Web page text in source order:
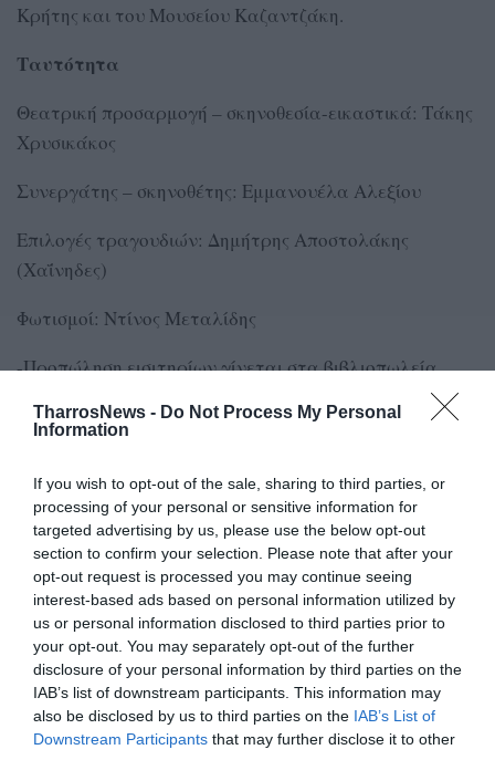
TharrosNews - Do Not Process My Personal
Information
If you wish to opt-out of the sale, sharing to third parties, or
processing of your personal or sensitive information for
targeted advertising by us, please use the below opt-out
section to confirm your selection. Please note that after your
opt-out request is processed you may continue seeing
interest-based ads based on personal information utilized by
us or personal information disclosed to third parties prior to
your opt-out. You may separately opt-out of the further
disclosure of your personal information by third parties on the
IAB’s list of downstream participants. This information may
also be disclosed by us to third parties on the IAB’s List of
Downstream Participants that may further disclose it to other
Κρήτης και του Μουσείου Καζαντζάκη.
Ταυτότητα
Θεατρική προσαρμογή – σκηνοθεσία-εικαστικά: Τάκης
Χρυσικάκος
Συνεργάτης – σκηνοθέτης: Εμμανουέλα Αλεξίου
Επιλογές τραγουδιών: Δημήτρης Αποστολάκης
(Χαΐνηδες)
Φωτισμοί: Ντίνος Μεταλίδης
-Προπώληση εισιτηρίων γίνεται στα βιβλιοπωλεία
«Όλα Χαρτί» & «Βιβλιόπολις» και ηλεκτρονικά στο
ticketservices.gr.
TAGS: ΕΡΓΑΤΙΚΟ ΚΕΝΤΡΟ ΚΑΛΑΜΑΤΑΣ
ΠΑΡΑΣΤΑΣΗ
ΝΙΚΟΣ ΚΑΖΑΝΤΖΑΚΗΣ
Facebook Twitter